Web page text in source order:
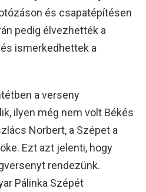
és csapatépítésen
pedig élvezhették a
ismerkedhettek a
a verseny
ilyen még nem volt Békés
Norbert, a Szépet a
Ezt azt jelenti, hogy
rendezünk.
Pálinka Szépét